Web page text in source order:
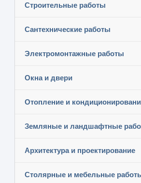
Строительные работы
Сантехнические работы
Электромонтажные работы
Окна и двери
Отопление и
Земляные и ландшафтные
Архитектура и проектирование
Столярные и мебельные